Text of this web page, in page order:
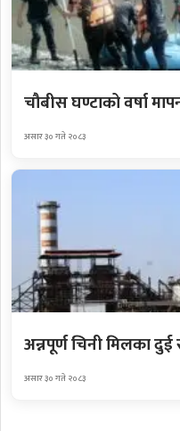
चौबीस घण्टाको वर्षा
असार ३० गते २०८३
अन्नपूर्ण चिनी मिलका दुई
असार ३० गते २०८३